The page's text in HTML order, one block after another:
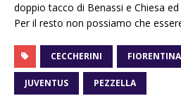
doppio tacco di Benassi e Chiesa
Per il resto non possiamo che
CECCHERINI FIORENTINA
JUVENTUS PEZZELLA